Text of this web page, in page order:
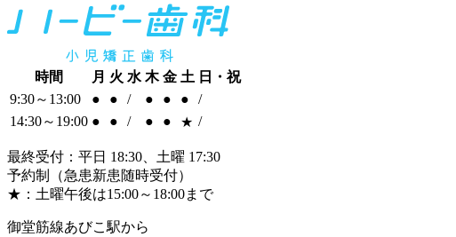
時間 月 火 水 木 金 土 日・祝
9:30～13:00
● ● / ● ● ●
/
14:30～19:00 ● ● / ● ● ★ /
最終受付：平日 18:30、土曜 17:30
予約制（急患新患随時受付）
★：土曜午後は15:00～18:00まで
御堂筋線あびこ駅から